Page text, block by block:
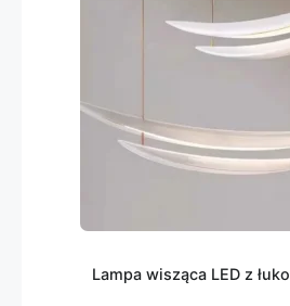
Lampa wisząca LED z